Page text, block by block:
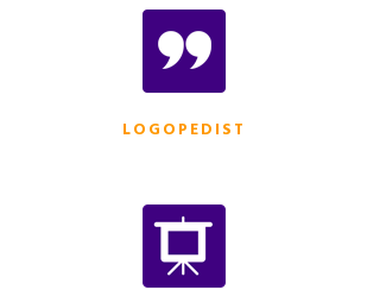
LOGOPEDIST